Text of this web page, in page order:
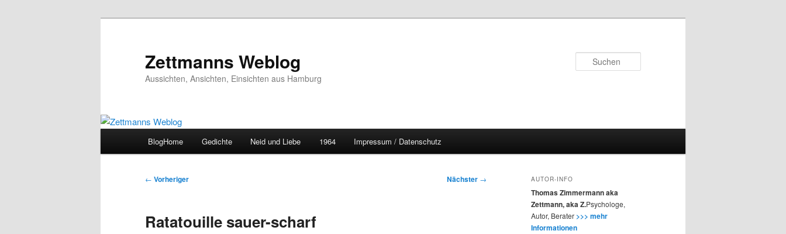
Zettmanns Weblog
Aussichten, Ansichten, Einsichten aus Hamburg
BlogHome Gedichte Neid und Liebe 1964 Impressum / Datenschutz
Beitragsnavigation
← Vorheriger Nächster →
Ratatouille sauer-scharf
AUTOR-INFO
Thomas Zimmermann aka
Zettmann, aka Z.Psychologe,
Autor, Berater >>> mehr
Informationen